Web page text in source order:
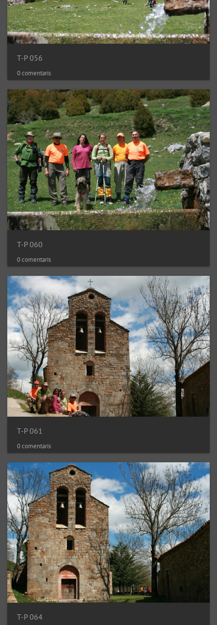
T-P 056
0 comentaris
T-P 060
0 comentaris
T-P 061
0 comentaris
T-P 064